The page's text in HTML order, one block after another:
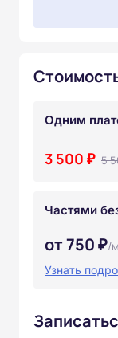
Одним
3 500 ₽ 5
Частями
от 750 ₽/
Узнать